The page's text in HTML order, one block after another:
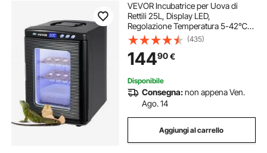
VEVOR Incubatrice per Uova di
Rettili 25L, Display LED,
Regolazione Temperatura 5-42℃,
Riscaldamento e Raffreddamento,
220V, per Laboratorio e Cova Uova
(435)
14490€
Disponibile
Consegna:non appena Ven.
Ago. 14
Aggiungi al carrello